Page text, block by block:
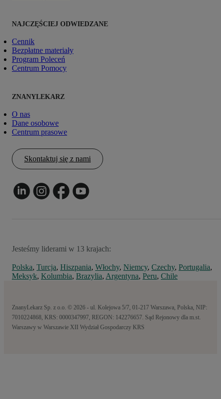
NAJCZĘŚCIEJ ODWIEDZANE
Cennik
Bezpłatne materiały
Program Poleceń
Centrum Pomocy
ZNANYLEKARZ
O nas
Dane osobowe
Centrum prasowe
Skontaktuj się z nami
Jesteśmy liderami w 13 krajach:
Polska, Turcja, Hiszpania, Włochy, Niemcy, Czechy, Portugalia,
Meksyk, Kolumbia, Brazylia, Argentyna, Peru, Chile
ZnanyLekarz Sp. z o.o. © 2026 - ul. Kolejowa 5/7, 01-217 Warszawa, Polska, NIP:
7010224868, KRS: 0000347997, REGON: 142276657. Sąd Rejonowy dla m.st.
Warszawy w Warszawie XII Wydział Gospodarczy KRS